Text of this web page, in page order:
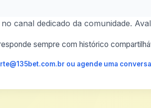
canal dedicado da comunidade.
sempre com histórico
ou agende uma